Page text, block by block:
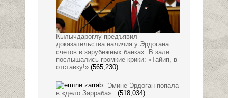
Кылычдароглу предъявил
доказательства наличия у Эрдогана
счетов в зарубежных банках. В зале
послышались громкие крики: «Тайип, в
отставку!» (565,230)
Эмине Эрдоган попала
в «дело Зарраба»
(518,034)